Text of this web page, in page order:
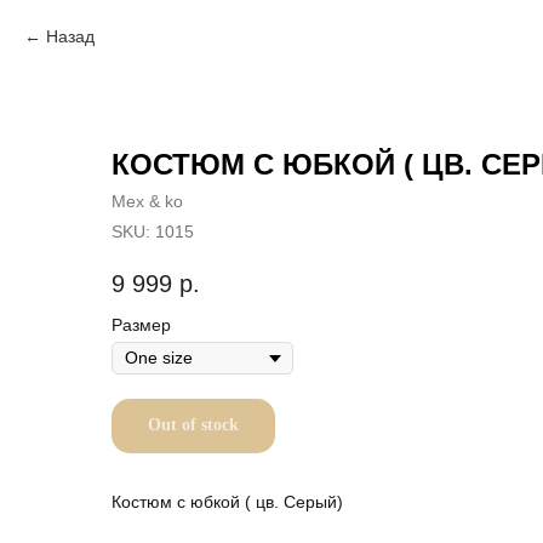
Назад
КОСТЮМ С ЮБКОЙ ( ЦВ.
Mex & ko
SKU: 1015
9 999 р.
Размер
Out of stock
Костюм с юбкой ( цв. Серый)